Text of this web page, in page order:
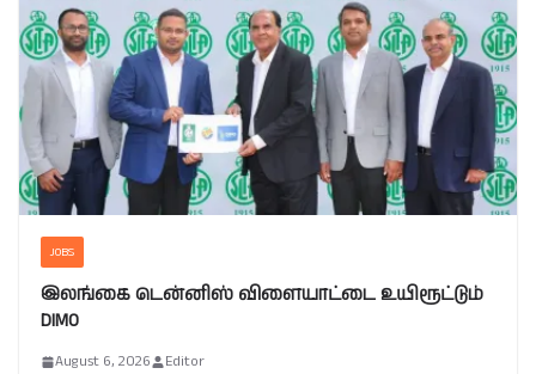
JOBS
இலங்கை டென்னிஸ் விளையாட்டை உயிரூட்டும்
DIMO
August 6, 2026 Editor